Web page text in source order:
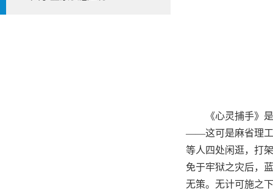
《心灵捕手》
——这可是麻省理工
等人四处闲逛，打
免于牢狱之灾后，
无策。无计可施之